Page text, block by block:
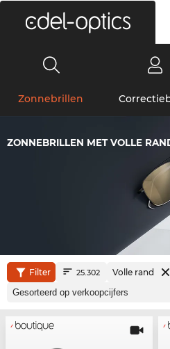
Zonnebrillen
ZONNEBRILLEN MET VOLLE
Filter 25.302 Volle rand